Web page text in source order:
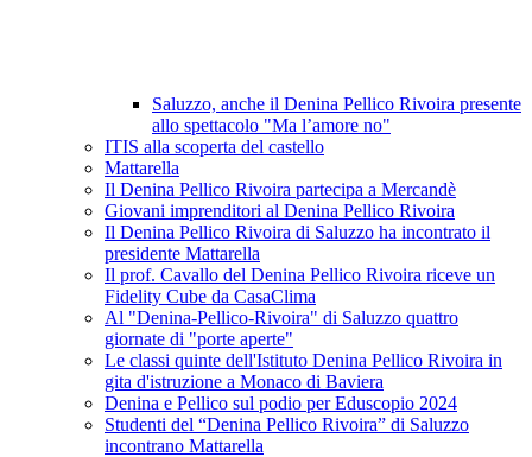
Saluzzo, anche il Denina Pellico Rivoira presente
allo spettacolo "Ma l’amore no"
ITIS alla scoperta del castello
Mattarella
Il Denina Pellico Rivoira partecipa a Mercandè
Giovani imprenditori al Denina Pellico Rivoira
Il Denina Pellico Rivoira di Saluzzo ha incontrato il
presidente Mattarella
Il prof. Cavallo del Denina Pellico Rivoira riceve un
Fidelity Cube da CasaClima
Al "Denina-Pellico-Rivoira" di Saluzzo quattro
giornate di "porte aperte"
Le classi quinte dell'Istituto Denina Pellico Rivoira in
gita d'istruzione a Monaco di Baviera
Denina e Pellico sul podio per Eduscopio 2024
Studenti del “Denina Pellico Rivoira” di Saluzzo
incontrano Mattarella